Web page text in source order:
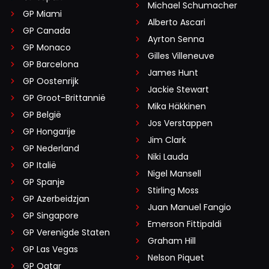
wegkomen bij de start door motorpech. Had wel eens
willen zien hoe het in de eerste bocht was gegaan of
verder in de race als Max maximaal zijn bolide had
kunnen benutten. Desalniettemin heeft Kimi een hele
goede race gereden en met wat geluk deze ook
gewonnen. ( door uitvallen van Max en terugval van
Russel)
10-06
Meepraten? Dat kan! Je hoeft je alleen maar aan te
melden met een RN365-account.
INLOGGEN AANMELDEN
GP Miami
GP Canada
GP Monaco
GP Barcelona
GP Oostenrijk
GP Groot-Brittannië
GP België
GP Hongarije
GP Nederland
GP Italië
GP Spanje
GP Azerbeidzjan
GP Singapore
GP Verenigde Staten
GP Las Vegas
GP Qatar
Michael Schumacher
Alberto Ascari
Ayrton Senna
Gilles Villeneuve
James Hunt
Jackie Stewart
Mika Häkkinen
Jos Verstappen
Jim Clark
Niki Lauda
Nigel Mansell
Stirling Moss
Juan Manuel Fangio
Emerson Fittipaldi
Graham Hill
Nelson Piquet